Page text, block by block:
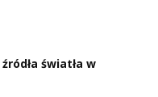
światła w